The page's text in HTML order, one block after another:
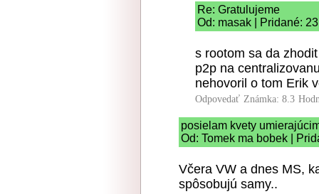
Re: Gratulujeme
Od: masak | Pridané:
s rootom sa da
p2p na
nehovoril o tom Erik
Odpovedať Známka: 8.3
posielam kvety
Od: Tomek ma bobek |
Včera VW a dnes MS,
spôsobujú samy..